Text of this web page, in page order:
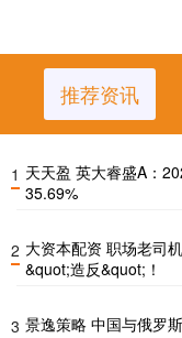
推荐资讯
1 天天盈 英大睿盛A：
35.69%
2 大资本配资 职场老司
&quot;造反&quot;！
3 景逸策略 中国与俄罗